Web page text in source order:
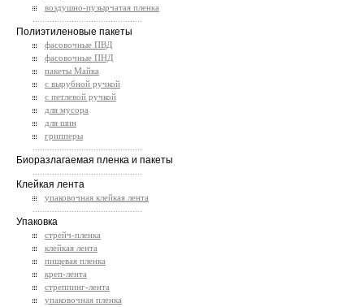
воздушно-пузырчатая пленка
Полиэтиленовые пакеты
фасовочные ПВД
фасовочные ПНД
пакеты Майка
с вырубной ручкой
с петлевой ручкой
для мусора
для шин
грипперы
Биоразлагаемая пленка и пакеты
Клейкая лента
упаковочная клейкая лента
Упаковка
стрейч-пленка
клейкая лента
пищевая пленка
креп-лента
стреппинг-лента
упаковочная пленка